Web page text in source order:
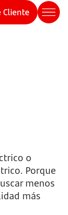
Cliente
o
Porque
menos
más